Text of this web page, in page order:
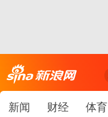
新闻 财经 体育